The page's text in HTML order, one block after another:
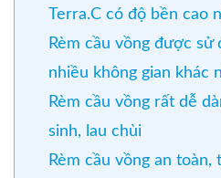
Terra.C có độ bền cao
Rèm cầu vồng được sử
nhiều không gian khác
Rèm cầu vồng rất dễ
sinh, lau chùi
Rèm cầu vồng an toàn,